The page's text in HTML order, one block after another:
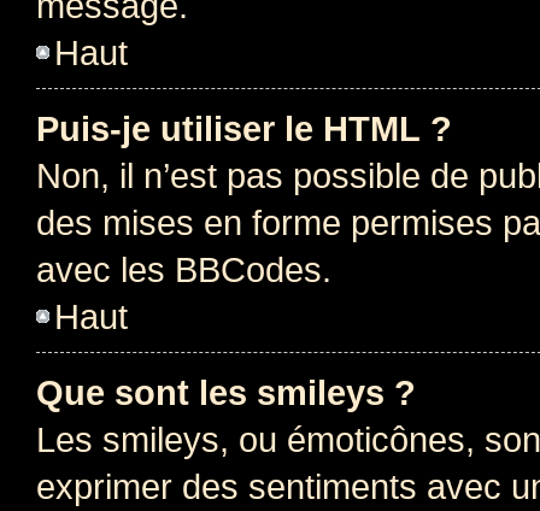
Haut
Puis-je utiliser le HTML ?
Non, il n’est pas possible de
des mises en forme permises
avec les BBCodes.
Haut
Que sont les smileys ?
Les smileys, ou émoticônes,
exprimer des sentiments avec